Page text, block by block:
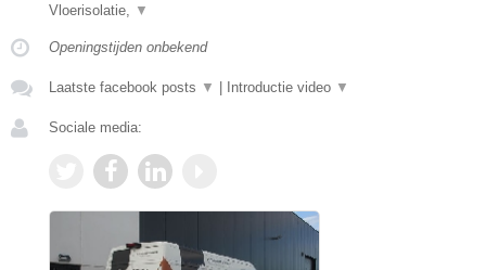
Vloerisolatie,
▼
Openingstijden onbekend
Laatste facebook posts ▼ | Introductie video ▼
Sociale media: